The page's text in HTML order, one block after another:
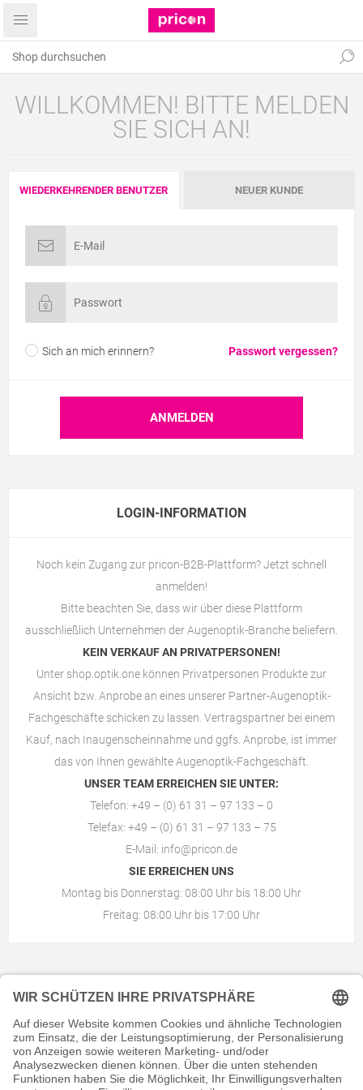
WILLKOMMEN! BITTE MELDEN
SIE SICH AN!
WIEDERKEHRENDER BENUTZER NEUER KUNDE
Sich an mich erinnern? Passwort vergessen?
LOGIN-INFORMATION
Noch kein Zugang zur pricon-B2B-Plattform? Jetzt schnell
anmelden!
Bitte beachten Sie, dass wir über diese Plattform
ausschließlich Unternehmen der Augenoptik-Branche beliefern.
KEIN VERKAUF AN PRIVATPERSONEN!
Unter shop.optik.one können Privatpersonen Produkte zur
Ansicht bzw. Anprobe an eines unserer Partner-Augenoptik-
Fachgeschäfte schicken zu lassen. Vertragspartner bei einem
Kauf, nach Inaugenscheinnahme und ggfs. Anprobe, ist immer
das von Ihnen gewählteAugenoptik-Fachgeschäft
UNSER TEAM ERREICHEN SIE UNTER:
Telefon: +49 – (0) 61 31 – 97 133 – 0
Telefax: +49 – (0) 61 31 – 97 133 – 75
E-Mail: info@pricon.de
SIE ERREICHEN UNS
Montag bis Donnerstag: 08:00 Uhr bis 18:00 Uhr
Freitag: 08:00 Uhr bis 17:00 Uhr